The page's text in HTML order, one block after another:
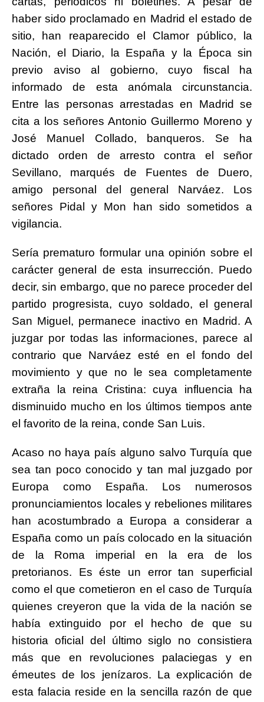
haber sido proclamado en Madrid el estado de
sitio, han reaparecido el Clamor público, la
Nación, el Diario, la España y la Época sin
previo aviso al gobierno, cuyo fiscal ha
informado de esta anómala circunstancia.
Entre las personas arrestadas en Madrid se
cita a los señores Antonio Guillermo Moreno y
José Manuel Collado, banqueros. Se ha
dictado orden de arresto contra el señor
Sevillano, marqués de Fuentes de Duero,
amigo personal del general Narváez. Los
señores Pidal y Mon han sido sometidos a
vigilancia.
Sería prematuro formular una opinión sobre el
carácter general de esta insurrección. Puedo
decir, sin embargo, que no parece proceder del
partido progresista, cuyo soldado, el general
San Miguel, permanece inactivo en Madrid. A
juzgar por todas las informaciones, parece al
contrario que Narváez esté en el fondo del
movimiento y que no le sea completamente
extraña la reina Cristina: cuya influencia ha
disminuido mucho en los últimos tiempos ante
el favorito de la reina, conde San Luis.
Acaso no haya país alguno salvo Turquía que
sea tan poco conocido y tan mal juzgado por
Europa como España. Los numerosos
pronunciamientos locales y rebeliones militares
han acostumbrado a Europa a considerar a
España como un país colocado en la situación
de la Roma imperial en la era de los
pretorianos. Es éste un error tan superficial
como el que cometieron en el caso de Turquía
quienes creyeron que la vida de la nación se
había extinguido por el hecho de que su
historia oficial del último siglo no consistiera
más que en revoluciones palaciegas y en
émeutes de los jenízaros. La explicación de
esta falacia reside en la sencilla razón de que